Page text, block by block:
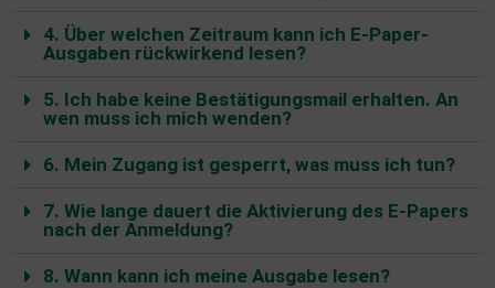
4. Über welchen Zeitraum kann ich E-Paper-
Ausgaben rückwirkend lesen?
5. Ich habe keine Bestätigungsmail erhalten. An
wen muss ich mich wenden?
6. Mein Zugang ist gesperrt, was muss ich tun?
7. Wie lange dauert die Aktivierung des E-Papers
nach der Anmeldung?
8. Wann kann ich meine Ausgabe lesen?